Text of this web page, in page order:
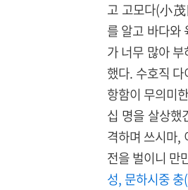
고 고모다(小
를 알고 바다와
가 너무 많아
했다. 수호직
항함이 무의미
십 명을 살상했
격하며 쓰시마,
전을 벌이니 만
성, 문하시중